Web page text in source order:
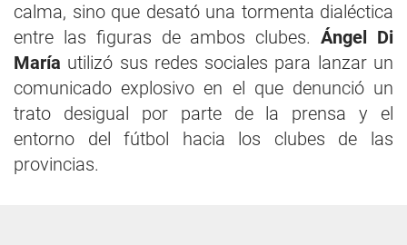
calma, sino que desató una tormenta dialéctica
entre las figuras de ambos clubes.Ángel Di
María utilizó sus redes sociales para lanzar un
comunicado explosivo en el que denunció un
trato desigual por parte de la prensa y el
entorno del fútbol hacia los clubes de las
provincias.